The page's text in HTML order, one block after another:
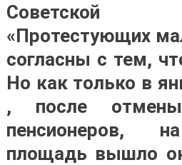
Советской
«Протестующих
согласны с тем,
Но как только в
, после
пенсионеров,
площадь вышло